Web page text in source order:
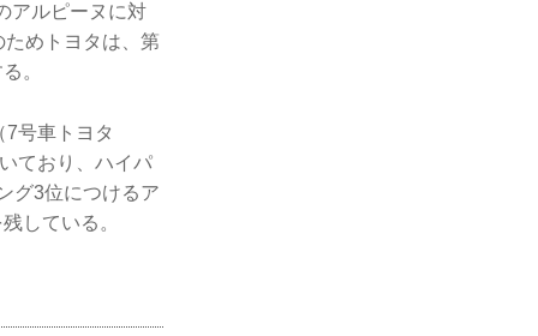
アルピーヌに対
めトヨタは、第
。
号車トヨタ
ており、ハイパ
グ3位につけるア
している。